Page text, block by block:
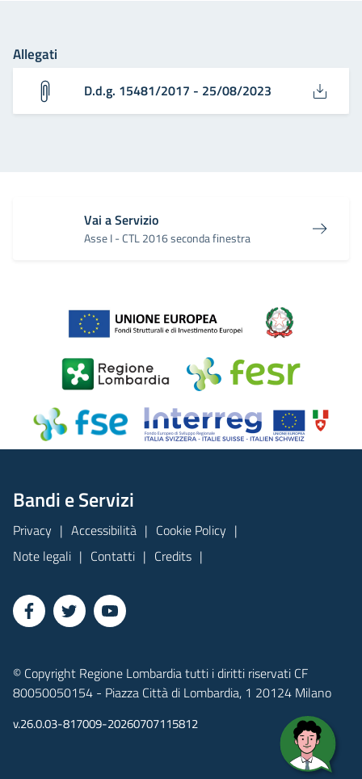
Allegati
D.d.g. 15481/2017 - 25/08/2023
Vai a Servizio
Asse I - CTL 2016 seconda finestra
Bandi e Servizi
Privacy Accessibilità
Cookie Policy
Note legali
Contatti Credits
© Copyright Regione Lombardia tutti i diritti riservati CF
80050050154 - Piazza Città di Lombardia, 1 20124 Milano
v.26.0.03-817009-20260707115812